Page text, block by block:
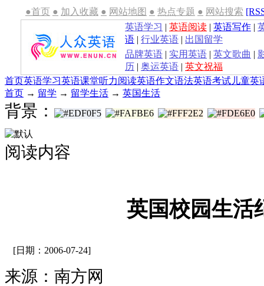
●首页 ● 加入收藏 ● 网站地图 ● 热点专题 ● 网站搜索
英语学习 | 英语阅读 | 英语写作 |
语 | 行业英语 | 出国留学
品牌英语 | 实用英语 | 英文歌曲 |
历 | 奥运英语 | 英文祝福
首页英语学习英语课堂听力阅读英语作文语法英语考试 儿童英
首页 → 留学 → 留学生活 → 英国生活
背景：
阅读内容
英国校园生活
[日期：2006-07-24]
来源：南方网